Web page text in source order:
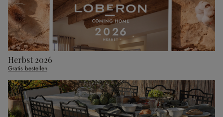
Herbst 2026
Gratis bestellen